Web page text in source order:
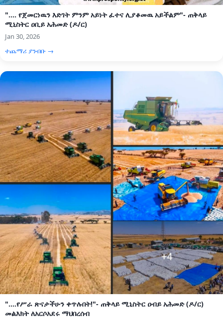
".... የጀመርነዉን እድገት ምንም አይነት ፈተና ሊያቆመዉ አይችልም"- ጠቅላይ
ሚኒስትር ዐቢይ አሕመድ (ዶ/ር)
Jan 30, 2026
ተጨማሪ ያንብቡ →
"....የሥራ ጽናታችሁን ቀጥሉበት!"- ጠቅላይ ሚኒስትር ዐብይ አሕመድ (ዶ/ር)
መልእክት ለአርሶአደሩ ማህበረሰብ